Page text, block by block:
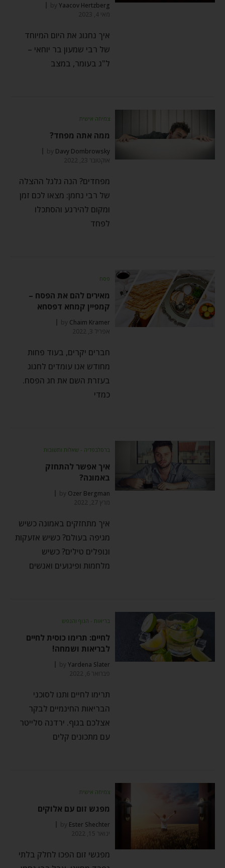
byYaacov Hertzberg
מאי 4, 2023
איך נחגוג את היום המיוחד
של רבי שמעון בר יוחאי –
ל"ג בעומר, במצב
צמיחה אישית
ממה אתה מפחד?
by Davy Dombrowsky
אוקטובר 23, 2022
מפחדים? הנה גלגל ההצלה
של רבי נחמן: מצאו לכם זמן
ומקום להירגע והסתכלו
לפחד
פסח
מאירים להם את הפסח –
קמפיין קמחא דפסחא
by Chaim Kramer
אפריל 3, 2022
חברים יקרים, בעוד פחות
מחודש אנו עומדים לחגוג
בעזרת השם את חג הפסח.
כמדי
ברסלבפדיה - שאלות ותשובות
איך אפשר להתחזק
באמונה?
by Ozer Bergman
מרץ 27, 2022
איך מתחזקים באמונה כשיש
מגיפה בעולם? כשיש אזעקות
ונופלים טילים? כשיש
מלחמות ופיגועים ואנשים
בריאות - הגוף והנפש
לחיים: תרימו כוסית לחיים
לבריאות ושמחה!
byYardena Slater
פברואר 6, 2022
תרימו לחיים ותנו לסוכני
הבריאות החינמיים לבקר
אצלכם בגוף. ירדנה סלייטר
עם מתכונים קלים
צמיחה אישית
מפגש זום עם אלוקים
by Ester Shechter
ינואר 15, 2022
מפגשי זום הפכו לחלק בלתי